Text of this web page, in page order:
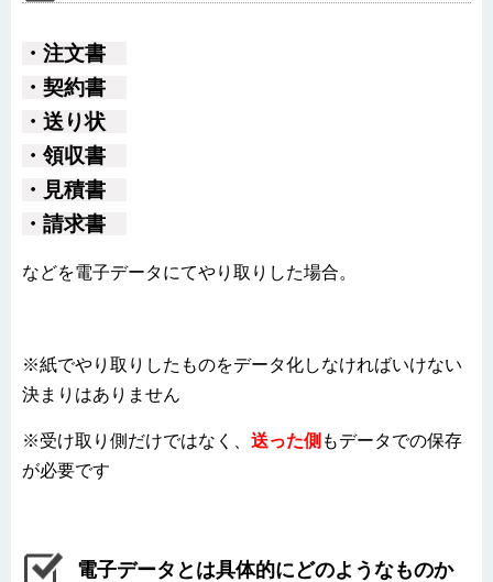
・注文書
・契約書
・送り状
・領収書
・見積書
・請求書
などを電子データにてやり取りした場合。
※紙でやり取りしたものをデータ化しなければいけない
決まりはありません
※受け取り側だけではなく、 送った側 もデータでの保存
が必要です
電子データとは具体的にどのようなものか